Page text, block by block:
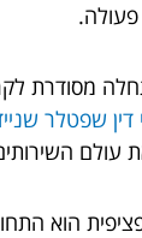
מסודרת
דין שפטלר
עולם
הוא